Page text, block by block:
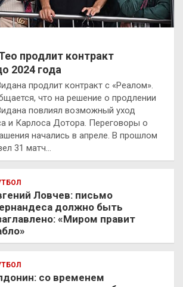
продлит контракт
2024 года
продлит контракт с «Реалом».
что на решение о продлении
повлиял возможный уход
и Карлоса Дотора. Переговоры о
начались в апреле. В прошлом
31 матч…
Ловчев: письмо
должно быть
«Миром правит
со временем